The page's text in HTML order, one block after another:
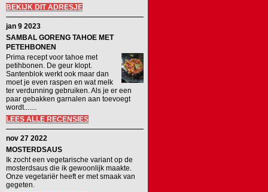
BEKIJK DIT ADRESJE
jan 9 2023
SAMBAL GORENG TAHOE MET
PETEHBONEN
Prima recept voor tahoe met
petihbonen. De geur klopt.
Santenblok werkt ook maar dan
moet je even raspen en wat melk
ter verdunning gebruiken. Als je er een
paar gebakken garnalen aan toevoegt
wordt.......
LEES ALLE RECENSIES
nov 27 2022
MOSTERDSAUS
Ik zocht een vegetarische variant op de
mosterdsaus die ik gewoonlijk maakte.
Onze vegetariër heeft er met smaak van
gegeten.